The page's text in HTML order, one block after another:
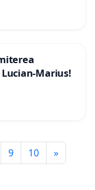
Marius!
9 10 »